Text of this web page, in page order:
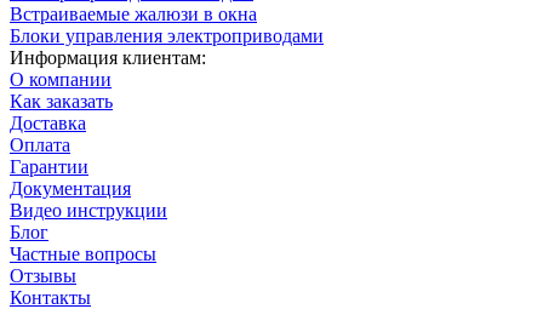
Встраиваемые жалюзи в окна
Блоки управления электроприводами
Информация клиентам:
О компании
Как заказать
Доставка
Оплата
Гарантии
Документация
Видео инструкции
Блог
Частные вопросы
Отзывы
Контакты